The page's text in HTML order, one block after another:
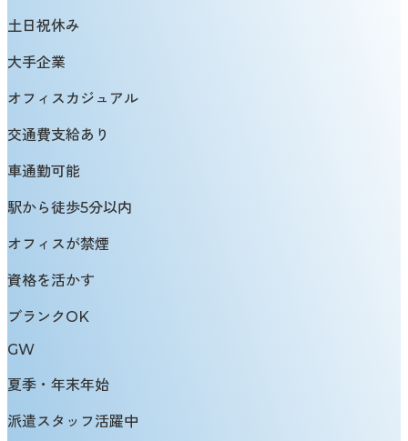
土日祝休み
大手企業
オフィスカジュアル
交通費支給あり
車通勤可能
駅から徒歩5分以内
オフィスが禁煙
資格を活かす
ブランクOK
GW
夏季・年末年始
派遣スタッフ活躍中